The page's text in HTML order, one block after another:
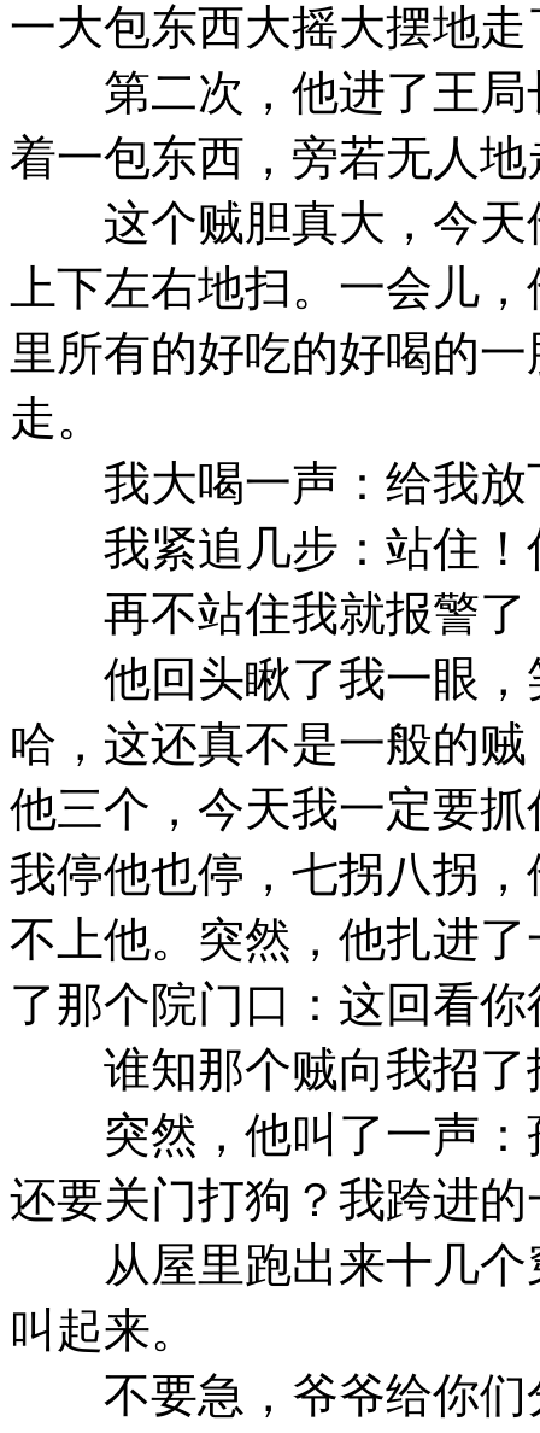
一大包东西大摇大摆地走
第二次，他进了王局
着一包东西，旁若无人地
这个贼胆真大，今天
上下左右地扫。一会儿
里所有的好吃的好喝的
走。
我大喝一声：给我放
我紧追几步：站住！
再不站住我就报警了
他回头瞅了我一眼，
哈，这还真不是一般的
他三个，今天我一定要
我停他也停，七拐八拐
不上他。突然，他扎进
了那个院门口：这回看
谁知那个贼向我招了
突然，他叫了一声：
还要关门打狗？我跨进
从屋里跑出来十几个
叫起来。
不要急，爷爷给你们